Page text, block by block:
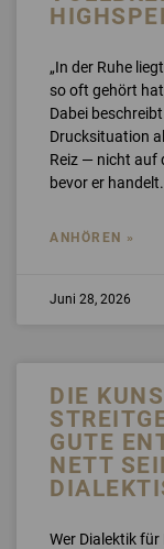
„In der Ruhe
so oft gehört
Dabei
Drucksituation
Reiz — nicht auf
bevor er handelt.
ANHÖREN »
Juni 28, 2026
DIE
GUTE
NETT
Wer Dialektik